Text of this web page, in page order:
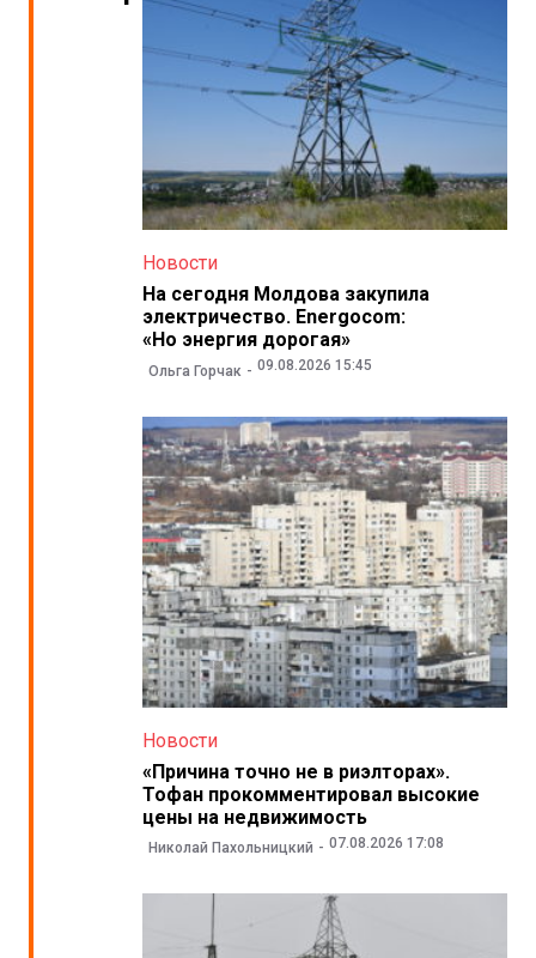
Новости
На сегодня Молдова закупила
электричество. Energocom:
«Но энергия дорогая»
Ольга Горчак 09.08.2026 15:45
Новости
«Причина точно не в риэлторах».
Тофан прокомментировал высокие
цены на недвижимость
Николай Пахольницкий 07.08.2026 17:08